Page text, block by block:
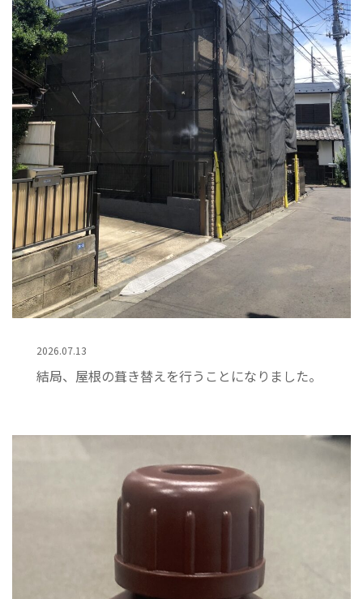
2026.07.13
結局、屋根の葺き替えを行うことになりました。